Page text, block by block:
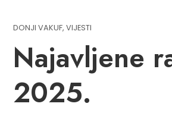
DONJI VAKUF, VIJESTI
Najavljene
2025.